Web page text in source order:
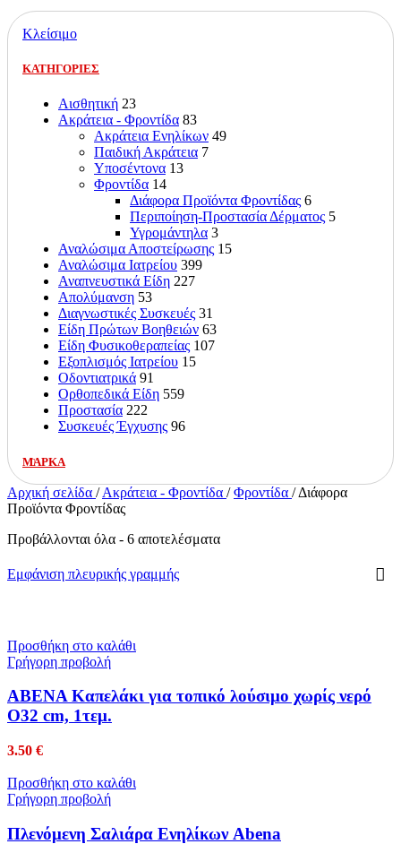
Κλείσιμο
ΚΑΤΗΓΟΡΙΕΣ
Αισθητική 23
Ακράτεια - Φροντίδα 83
Ακράτεια Ενηλίκων 49
Παιδική Ακράτεια 7
Υποσέντονα 13
Φροντίδα 14
Διάφορα Προϊόντα Φροντίδας 6
Περιποίηση-Προστασία Δέρματος 5
Υγρομάντηλα 3
Αναλώσιμα Αποστείρωσης 15
Αναλώσιμα Ιατρείου 399
Αναπνευστικά Είδη 227
Απολύμανση 53
Διαγνωστικές Συσκευές 31
Είδη Πρώτων Βοηθειών 63
Είδη Φυσικοθεραπείας 107
Εξοπλισμός Ιατρείου 15
Οδοντιατρικά 91
Ορθοπεδικά Είδη 559
Προστασία 222
Συσκευές Έγχυσης 96
ΜΑΡΚΑ
Αρχική σελίδα / Ακράτεια - Φροντίδα / Φροντίδα / Διάφορα
Προϊόντα Φροντίδας
Προβάλλονται όλα - 6 αποτελέσματα
Εμφάνιση πλευρικής γραμμής
Προσθήκη στο καλάθι
Γρήγορη προβολή
ABENA Καπελάκι για τοπικό λούσιμο χωρίς νερό
O32 cm, 1τεμ.
3.50 €
Προσθήκη στο καλάθι
Γρήγορη προβολή
Πλενόμενη Σαλιάρα Ενηλίκων Abena